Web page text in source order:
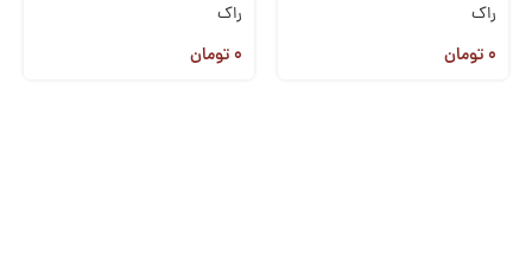
راک
۰تومان
راک
۰تومان